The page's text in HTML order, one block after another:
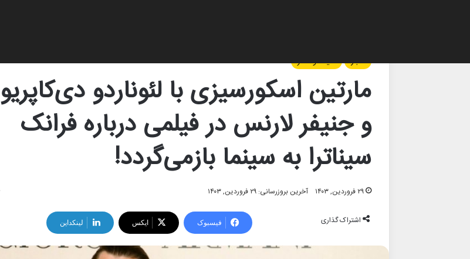
اخبار
سینما و تئاتر
مارتین اسکورسیزی با لئوناردو دی‌کاپریو
و جنیفر لارنس در فیلمی درباره فرانک
سیناترا به سینما بازمی‌گردد!
۲۹ فروردین, ۱۴۰۳ آخرین بروزرسانی: ۲۹ فروردین, ۱۴۰۳
اشتراک گذاری فیسبوک ایکس لینکداین